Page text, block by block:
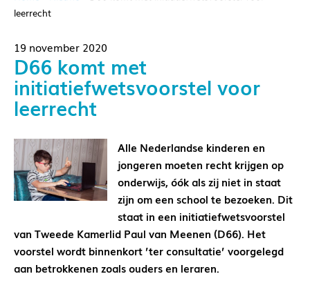
leerrecht
19 november 2020
D66 komt met
initiatiefwetsvoorstel voor
leerrecht
Alle Nederlandse kinderen en
jongeren moeten recht krijgen op
onderwijs, óók als zij niet in staat
zijn om een school te bezoeken. Dit
staat in een initiatiefwetsvoorstel
van Tweede Kamerlid Paul van Meenen (D66). Het
voorstel wordt binnenkort ’ter consultatie’ voorgelegd
aan betrokkenen zoals ouders en leraren.